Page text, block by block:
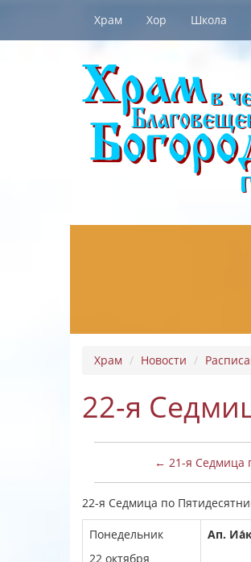
Храм Хор Школа
Храм Новости
22-я
← 21-я Седмица
22-я Седмица по
Понедельник
22 октября
Ап.